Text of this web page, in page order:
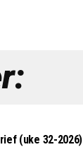
(uke 32-2026)